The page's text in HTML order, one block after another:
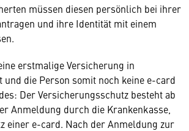
müssen diesen persönlich bei ihrer
und ihre Identität mit einem
erstmalige Versicherung in
und die Person somit noch keine e-card
Der Versicherungsschutz besteht ab
Anmeldung durch die Krankenkasse,
einer e-card. Nach der Anmeldung zur